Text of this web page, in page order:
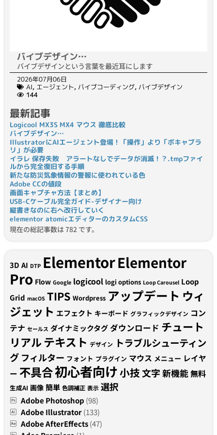
バイブデザイン…
バイブデザインという言葉を最近耳にします
2026年07月06日
AI, エージェント, バイブコーディング, バイブデザイン
144
最新記事
Logicool MX3S MX4 マウス 徹底比較
バイブデザイン…
IllustratorにAIエージェント登場！「操作」より「ボキャブラ
リ」が必要
イラレ 保存失敗 アラートなしでデータが消滅！？.tmpファイ
ルから完全復旧する手順
新たな防災気象情報の警報に使われている色
Adobe CCの値段
画面キャプチャ方法【まとめ】
USB-Cケーブル完全ガイド-デザイナー向け
縦書きなのに右へ改行していく
elementor atomicエディターのカスタムCSS
現在の総記事数は 782 です。
3D AI DTP ElementorElementor
Pro Flow Google logicool logi options Loop Carousel Loop
Grid macOS TIPS Wordpress アップデート ウィ
ジェット エフェクト キーボード グラフィックデザイン コン
テナ セールス ダイナミックタグダウンロード チュート
リアルテキスト デザイン トラブルシューティン
グ フィルター フォント プラグイン マウス メニュー レイヤ
ー 不具合初心者向け小技文字新機能無料
生成AI 画像 簡単 色調補正 表示 選択
Adobe Photoshop (98)
Adobe Illustrator(133)
Adobe AfterEffects(47)